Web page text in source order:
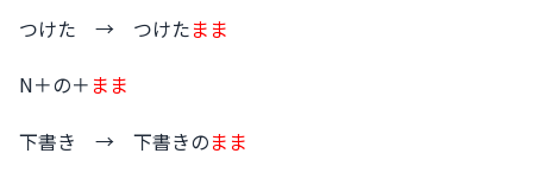
つけた → つけたまま
N＋の＋ まま
下書き → 下書きのまま